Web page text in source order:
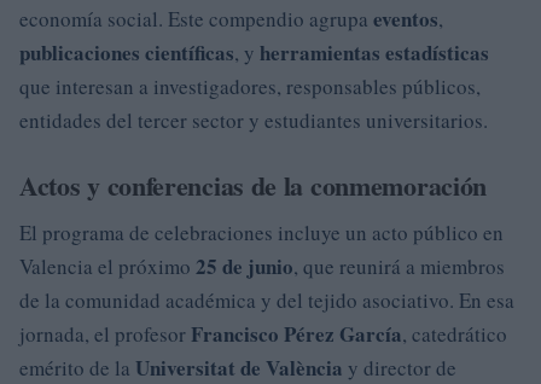
economía social. Este compendio agrupa eventos,
publicaciones científicas, y herramientas estadísticas
que interesan a investigadores, responsables públicos,
entidades del tercer sector y estudiantes universitarios.
Actos y conferencias de la conmemoración
El programa de celebraciones incluye un acto público en
Valencia el próximo 25 de junio, que reunirá a miembros
de la comunidad académica y del tejido asociativo. En esa
jornada, el profesor Francisco Pérez García, catedrático
emérito de la Universitat de València y director de